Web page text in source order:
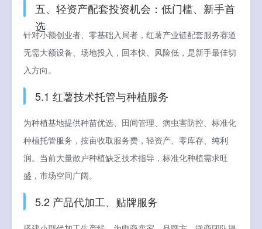
五、轻资产配套投资机会：低门槛、新手首
选
针对小额创业者、零基础入局者，红薯产业链配套服务赛道
无需大额设备、场地投入，回本快、风险低，是新手最佳切
入方向。
5.1 红薯技术托管与种植服务
为种植基地提供种苗优选、田间管理、病虫害防控、标准化
种植托管服务，按亩收取服务费，轻资产、零库存、纯利
润。当前大量散户种植缺乏技术指导，标准化种植需求旺
盛，市场空间广阔。
5.2 产品代加工、贴牌服务